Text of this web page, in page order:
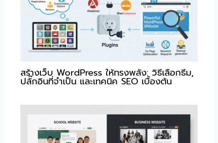
สร้างเว็บ WordPress ให้ทรงพลัง: วิธีเลือกธีม,
ปลั๊กอินที่จำเป็น และเทคนิค SEO เบื้องต้น